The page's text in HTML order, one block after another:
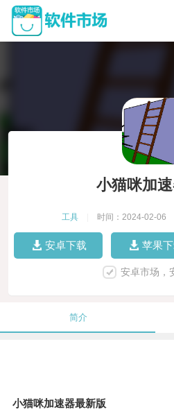
小猫咪加
工具 时间：2024-02-06
安卓下载 苹果
安卓市场，
简介
小猫咪加速器最新版